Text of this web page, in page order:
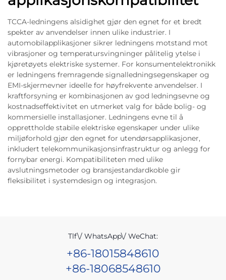
TCCA-ledningens alsidighet gjør den egnet for et bredt
spekter av anvendelser innen ulike industrier. I
automobilapplikasjoner sikrer ledningens motstand mot
vibrasjoner og temperatursvingninger pålitelig ytelse i
kjøretøyets elektriske systemer. For konsumentelektronikk
er ledningens fremragende signalledningsegenskaper og
EMI-skjermevner ideelle for høyfrekvente anvendelser. I
kraftforsyning er kombinasjonen av god ledningsevne og
kostnadseffektivitet en utmerket valg for både bolig- og
kommersielle installasjoner. Ledningens evne til å
opprettholde stabile elektriske egenskaper under ulike
miljøforhold gjør den egnet for utendørsapplikasjoner,
inkludert telekommunikasjonsinfrastruktur og anlegg for
fornybar energi. Kompatibiliteten med ulike
avslutningsmetoder og bransjestandardkoble gir
fleksibilitet i systemdesign og integrasjon.
Tlf\/ WhatsApp\/ WeChat:
+86-18015848610
+86-18068548610